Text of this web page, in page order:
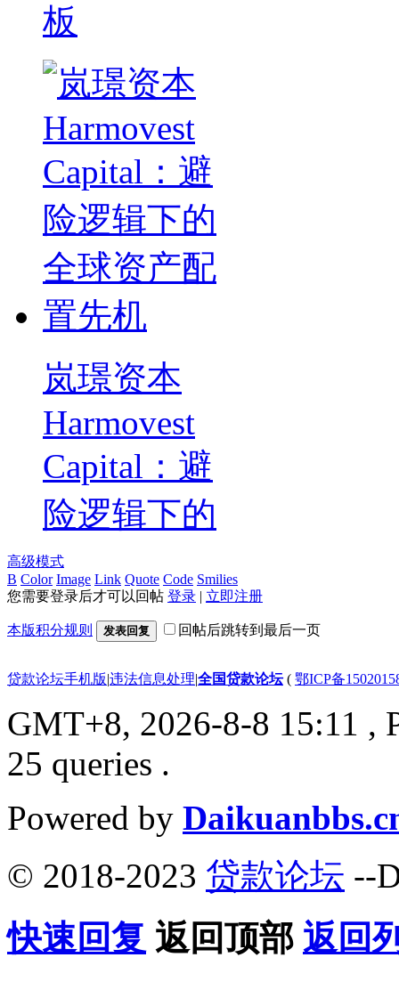
板
岚璟资本
Harmovest
Capital：避
险逻辑下的
高级模式
B Color Image Link Quote Code Smilies
您需要登录后才可以回帖 登录 | 立即注册
本版积分规则 发表回复 回帖后跳转到最后一页
贷款论坛手机版|违法信息处理|全国贷款论坛( 鄂ICP备
GMT+8, 2026-8-8 15:11 ,
25 queries .
Powered by
© 2018-2023 贷款论坛 --
快速回复 返回顶部 返回